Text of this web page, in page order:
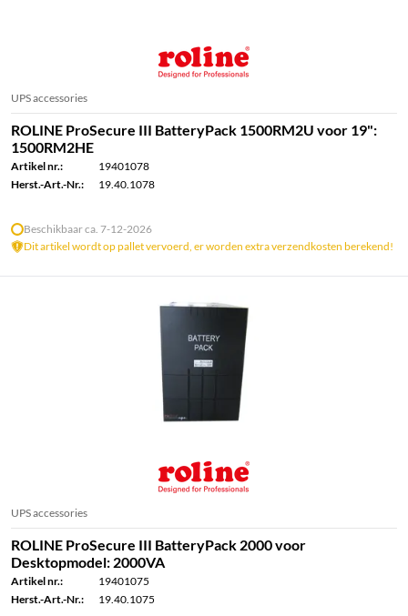
UPS accessories
ROLINE ProSecure III BatteryPack 1500RM2U voor 19":
1500RM2HE
Artikel nr.:
19401078
Herst.-Art.-Nr.:
19.40.1078
Beschikbaar ca. 7-12-2026
Dit artikel wordt op pallet vervoerd, er worden extra verzendkosten berekend!
UPS accessories
ROLINE ProSecure III BatteryPack 2000 voor
Desktopmodel: 2000VA
Artikel nr.:
19401075
Herst.-Art.-Nr.:
19.40.1075